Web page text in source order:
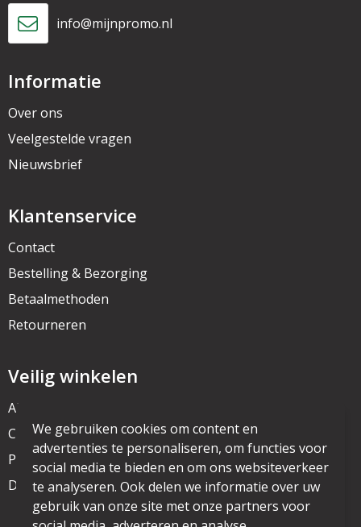
info@mijnpromo.nl
Informatie
Over ons
Veelgestelde vragen
Nieuwsbrief
Klantenservice
Contact
Bestelling & Bezorging
Betaalmethoden
Retourneren
Veilig winkelen
Algemene voorwaarden
Cookieverklaring
Privacyverklaring
Disclaimer
We gebruiken cookies om content en
advertenties te personaliseren, om functies voor
social media te bieden en om ons websiteverkeer
te analyseren. Ook delen we informatie over uw
gebruik van onze site met onze partners voor